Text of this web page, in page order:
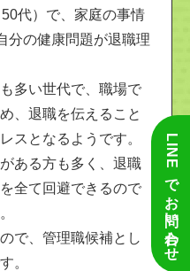
代）で、家庭の事情
分の健康問題が退職理
多い世代で、職場で
、退職を伝えること
スとなるようです。
ある方も多く、退職
全て回避できるので
で、管理職候補とし
。
LINEでお問い合わせ